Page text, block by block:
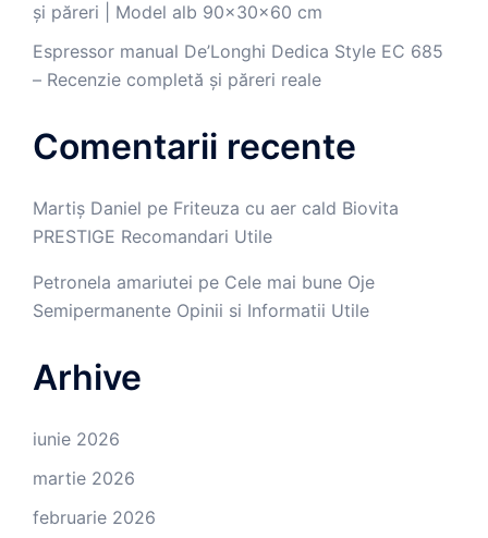
și păreri | Model alb 90x30x60 cm
Espressor manual De’Longhi Dedica Style EC 685
– Recenzie completă și păreri reale
Comentarii recente
Martiș Daniel pe Friteuza cu aer cald Biovita
PRESTIGE Recomandari Utile
Petronela amariutei pe Cele mai bune Oje
Semipermanente Opinii si Informatii Utile
Arhive
iunie 2026
martie 2026
februarie 2026